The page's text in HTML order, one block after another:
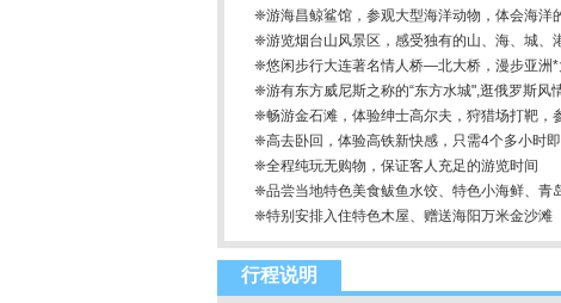
❈游海昌鲸鲨馆，参观大型海洋动物，体会海洋
❈游览烟台山风景区，感受独有的山、海、城、
❈悠闲步行大连著名情人桥—北大桥，漫步亚洲*
❈游有东方威尼斯之称的“东方水城",逛俄罗斯风
❈畅游金石滩，体验绅士高尔夫，狩猎场打靶，
❈高去卧回，体验高铁新快感，只需4个多小时
❈全程纯玩无购物，保证客人充足的游览时间
❈品尝当地特色美食鲅鱼水饺、特色小海鲜、青
❈特别安排入住特色木屋、赠送海阳万米金沙滩
行程说明